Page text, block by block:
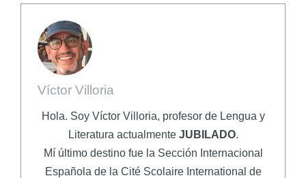
Víctor Villoria
Hola. Soy Víctor Villoria, profesor de Lengua y
Literatura actualmente JUBILADO.
Mí último destino fue la Sección Internacional
Española de la Cité Scolaire International de